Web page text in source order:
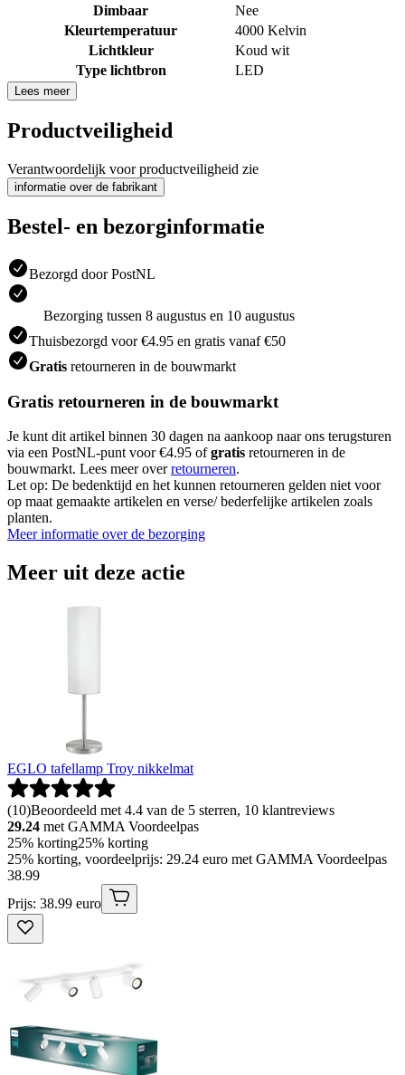
Dimbaar
Nee
Kleurtemperatuur
4000 Kelvin
Lichtkleur
Koud wit
Type lichtbron
LED
Lees meer
Productveiligheid
Verantwoordelijk voor productveiligheid zie
informatie over de fabrikant
Bestel- en bezorginformatie
Bezorgd door PostNL
Bezorging tussen 8 augustus en 10 augustus
Thuisbezorgd voor €4.95 en gratis vanaf €50
Gratis retourneren in de bouwmarkt
Gratis retourneren in de bouwmarkt
Je kunt dit artikel binnen 30 dagen na aankoop naar ons terugsturen
via een PostNL-punt voor €4.95 ofgratis retourneren in de
bouwmarkt. Lees meer overretourneren.
Let op: De bedenktijd en het kunnen retourneren gelden niet voor
op maat gemaakte artikelen en verse/ bederfelijke artikelen zoals
planten.
Meer informatie over de bezorging
Meer uit deze actie
EGLO tafellamp Troy nikkelmat
(10)Beoordeeld met 4.4 van de 5 sterren, 10 klantreviews
29.24 met GAMMA Voordeelpas
25% korting25% korting
25% korting, voordeelprijs: 29.24 euro met GAMMA Voordeelpas
38.99
Prijs: 38.99 euro